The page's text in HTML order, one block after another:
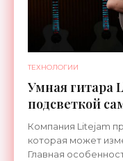
ТЕХНОЛОГИИ
Умная гитара
подсветкой
«Гаджеты»
Компания Litejam
которая может
Главная